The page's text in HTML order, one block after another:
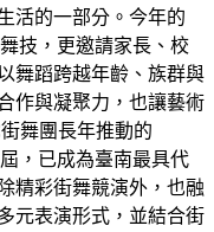
活的一部分。今年的
技，更邀請家長、校
舞蹈跨越年齡、族群與
作與凝聚力，也讓藝術
舞團長年推動的
，已成為臺南最具代
精彩街舞競演外，也融
元表演形式，並結合街